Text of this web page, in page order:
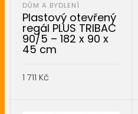
DŮM A BYDLENÍ
Plastový otevřený
regál PLUS TRIBAC
90/5 – 182 x 90 x
45 cm
1 711 Kč